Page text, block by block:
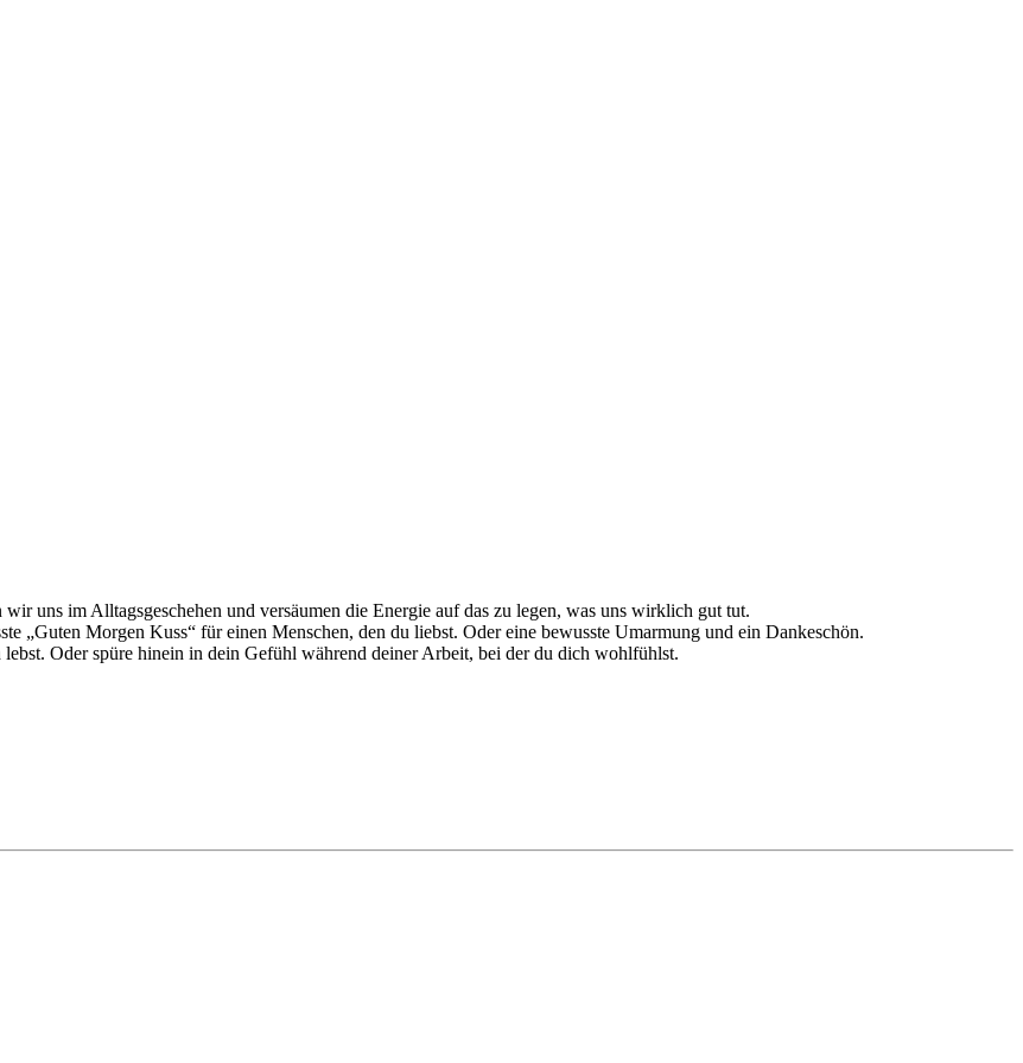
uns im Alltagsgeschehen und versäumen die Energie auf das zu legen, was uns wirklich gut tut.
„Guten Morgen Kuss“ für einen Menschen, den du liebst. Oder eine bewusste Umarmung und ein Dankeschön.
Oder spüre hinein in dein Gefühl während deiner Arbeit, bei der du dich wohlfühlst.